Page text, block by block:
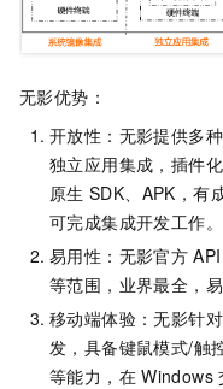
无影优势：
开放性：无影提供多
独立应用集成，插件
原生 SDK、APK，有
可完成集成开发工作。
易用性：无影官方 API
等范围，业界最全，
移动端体验：无影针对
发，具备键鼠模式/触
等能力，在 Windows